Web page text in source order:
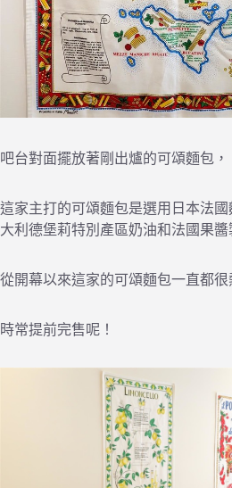
吧台對面擺放著剛出爐的可頌麵包，
這家主打的可頌麵包是選用日本法
大利德堡莉特別產區奶油和法國果醬
從開幕以來這家的可頌麵包一直都很
時常提前完售呢！